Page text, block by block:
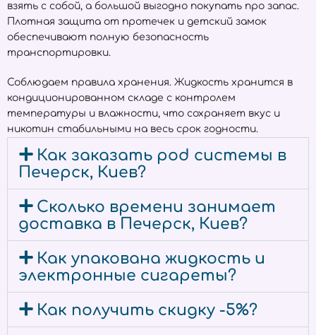
взять с собой, а большой выгодно покупать про запас.
Плотная защита от протечек и детский замок
обеспечивают полную безопасность
транспортировки.
Соблюдаем правила хранения. Жидкость хранится в
кондиционированном складе с контролем
температуры и влажности, что сохраняет вкус и
никотин стабильными на весь срок годности.
Как заказать pod системы в
Печерск, Киев?
Сколько времени занимает
доставка в Печерск, Киев?
Как упакована жидкость и
электронные сигареты?
Как получить скидку -5%?